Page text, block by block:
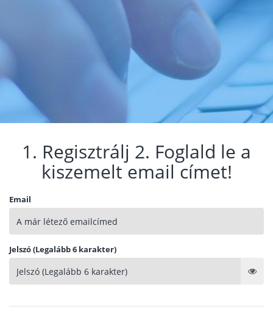
1. Regisztrálj 2. Foglald le a
kiszemelt email címet!
Email
Jelszó (Legalább 6 karakter)